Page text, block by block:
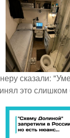
сказали:
это слишком